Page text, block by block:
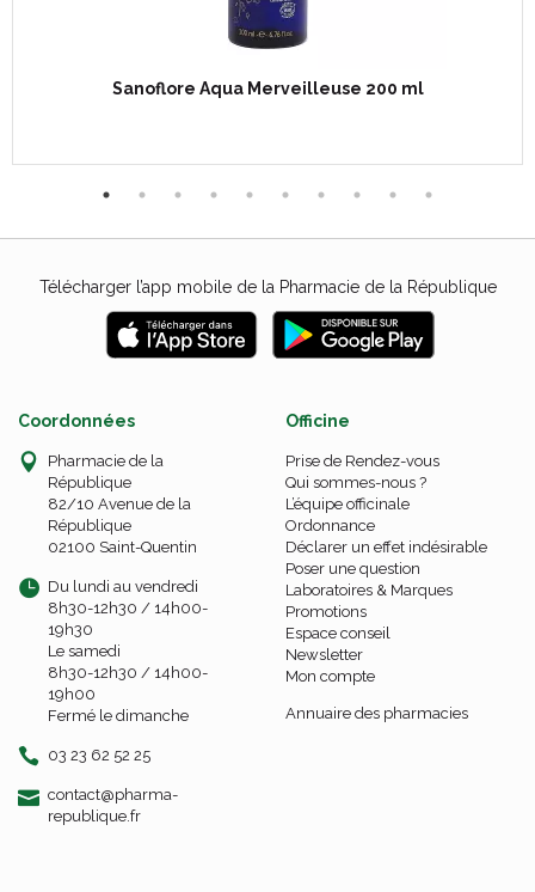
Sanoflore Aqua Merveilleuse 200 ml
Télécharger l’app mobile de la Pharmacie de la République
Coordonnées
Pharmacie de la
République
82/10 Avenue de la
République
02100 Saint-Quentin
Du lundi au vendredi
8h30-12h30 / 14h00-
19h30
Le samedi
8h30-12h30 / 14h00-
19h00
Fermé le dimanche
03 23 62 52 25
contact-
@-
pharma-
republique.fr
Officine
Prise de Rendez-vous
Qui sommes-nous ?
L’équipe officinale
Ordonnance
Déclarer un effet indésirable
Poser une question
Laboratoires & Marques
Promotions
Espace conseil
Newsletter
Mon compte
Annuaire des pharmacies